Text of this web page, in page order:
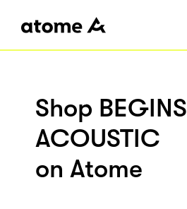
Shop BEGINS
ACOUSTIC
on Atome